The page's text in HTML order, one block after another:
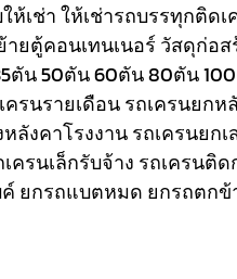
ห้เช่า ให้เช่ารถบรรทุกติ
ายตู้คอนเทนเนอร์ วัสดุก่อ
ตัน 50ตัน 60ตัน 80ตัน
ครนรายเดือน รถเครนยก
ลังคาโรงงาน รถเครนย
ครนเล็กรับจ้าง รถเครนติด
ยกรถแบตหมด ยกรถตกข้